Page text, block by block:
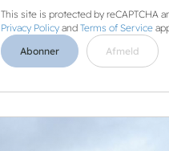
This site is protected by reCAPTCHA
Privacy Policy and Terms of Service
Abonner
Afmeld